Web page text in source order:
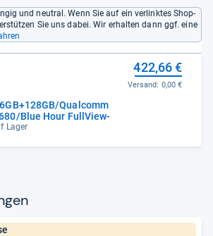
und neutral. Wenn Sie auf ein verlinktes Shop-
Sie uns dabei. Wir erhalten dann ggf. eine
Qualcomm
Blue Hour FullView-
Lager
422,66 €
Versand: 0,00 €